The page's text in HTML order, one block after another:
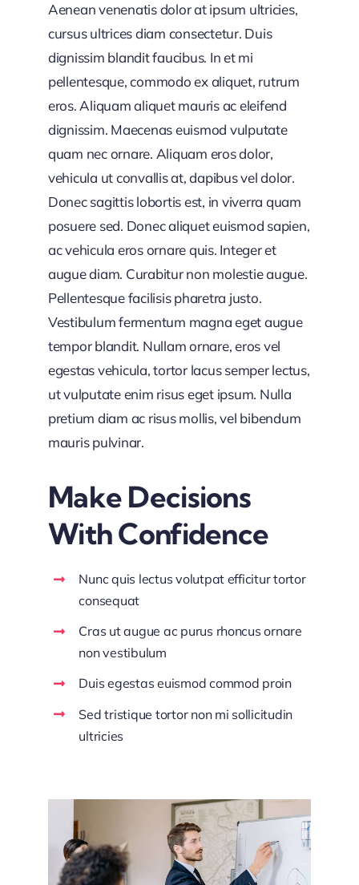
Aenean venenatis dolor at ipsum ultricies,
cursus ultrices diam consectetur. Duis
dignissim blandit faucibus. In et mi
pellentesque, commodo ex aliquet, rutrum
eros. Aliquam aliquet mauris ac eleifend
dignissim. Maecenas euismod vulputate
quam nec ornare. Aliquam eros dolor,
vehicula ut convallis at, dapibus vel dolor.
Donec sagittis lobortis est, in viverra quam
posuere sed. Donec aliquet euismod sapien,
ac vehicula eros ornare quis. Integer et
augue diam. Curabitur non molestie augue.
Pellentesque facilisis pharetra justo.
Vestibulum fermentum magna eget augue
tempor blandit. Nullam ornare, eros vel
egestas vehicula, tortor lacus semper lectus,
ut vulputate enim risus eget ipsum. Nulla
pretium diam ac risus mollis, vel bibendum
mauris pulvinar.
Make Decisions
With Confidence
Nunc quis lectus volutpat efficitur tortor
consequat
Cras ut augue ac purus rhoncus ornare
non vestibulum
Duis egestas euismod commod proin
Sed tristique tortor non mi sollicitudin
ultricies